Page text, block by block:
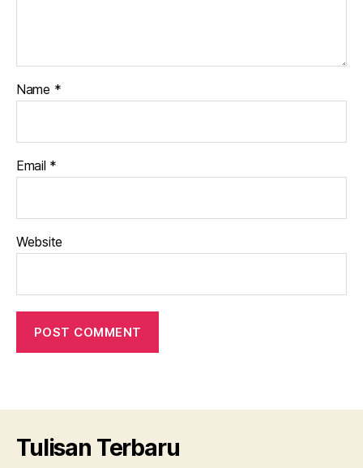
Name *
Email *
Website
Tulisan Terbaru